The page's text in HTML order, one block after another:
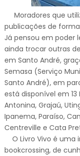
Moradores que
publicações de
Já pensou em poder
ainda trocar outras
em Santo André,
Semasa (Serviço
Santo André), em
está disponível em
Antonina, Grajaú,
Ipanema, Paraíso,
Centreville e Cata
O Livro Vivo é uma
bookcrossing, de